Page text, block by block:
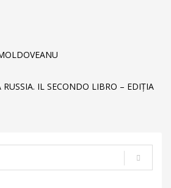
IL SECONDO LIBRO – EDIȚIA